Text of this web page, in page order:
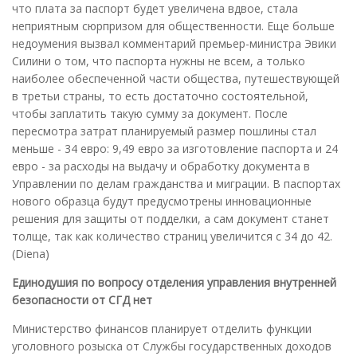
что плата за паспорт будет увеличена вдвое, стала
неприятным сюрпризом для общественности. Еще больше
недоумения вызвал комментарий премьер-министра Эвики
Силини о том, что паспорта нужны не всем, а только
наиболее обеспеченной части общества, путешествующей
в третьи страны, то есть достаточно состоятельной,
чтобы заплатить такую сумму за документ. После
пересмотра затрат планируемый размер пошлины стал
меньше - 34 евро: 9,49 евро за изготовление паспорта и 24
евро - за расходы на выдачу и обработку документа в
Управлении по делам гражданства и миграции. В паспортах
нового образца будут предусмотрены инновационные
решения для защиты от подделки, а сам документ станет
толще, так как количество страниц увеличится с 34 до 42.
(Diena)
Единодушия по вопросу отделения управления внутренней
безопасности от СГД нет
Министерство финансов планирует отделить функции
уголовного розыска от Службы государственных доходов